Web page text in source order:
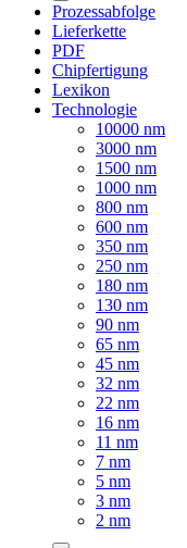
Prozessabfolge
Lieferkette
PDF
Chipfertigung
Lexikon
Technologie
10000 nm
3000 nm
1500 nm
1000 nm
800 nm
600 nm
350 nm
250 nm
180 nm
130 nm
90 nm
65 nm
45 nm
32 nm
22 nm
16 nm
11 nm
7 nm
5 nm
3 nm
2 nm